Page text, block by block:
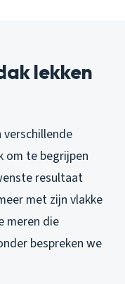
lekken
verschillende
om te begrijpen
resultaat
met zijn vlakke
meren die
bespreken we